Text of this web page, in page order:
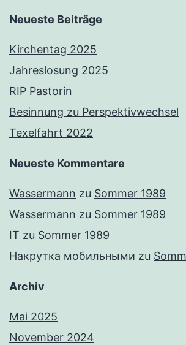
Neueste Beiträge
Kirchentag 2025
Jahreslosung 2025
RIP Pastorin
Besinnung zu Perspektivwechsel
Texelfahrt 2022
Neueste Kommentare
Wassermann zu Sommer 1989
Wassermann zu Sommer 1989
IT zu Sommer 1989
Накрутка мобильными zu
Archiv
Mai 2025
November 2024